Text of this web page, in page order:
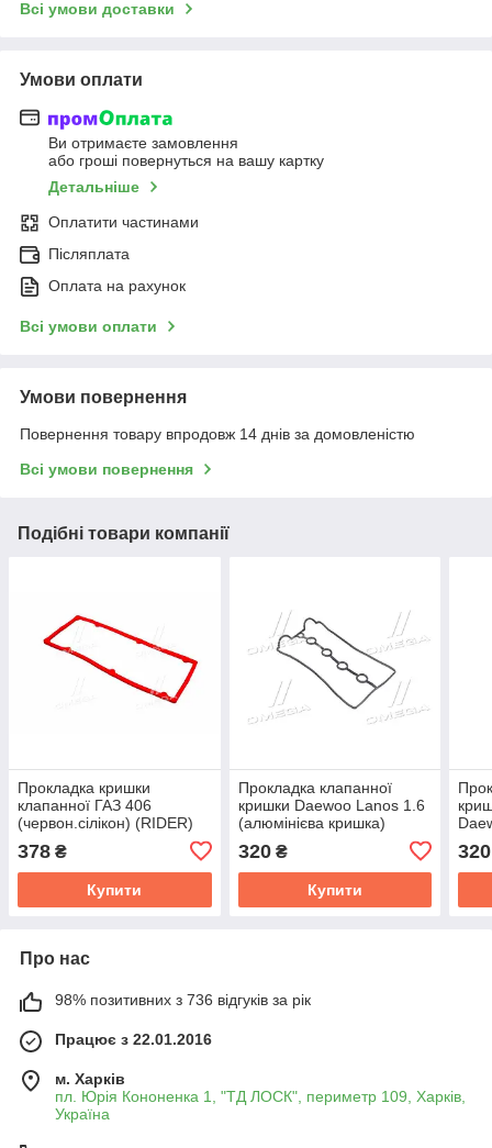
Всі умови доставки
Умови оплати
Ви отримаєте замовлення
або гроші повернуться на вашу картку
Детальніше
Оплатити частинами
Післяплата
Оплата на рахунок
Всі умови оплати
Умови повернення
Повернення товару впродовж 14 днів за домовленістю
Всі умови повернення
Подібні товари компанії
Прокладка кришки
клапанної ГАЗ 406
(червон.сілікон) (RIDER)
378 ₴
Купити
Прокладка клапанної
кришки Daewoo Lanos 1.6
(алюмінієва кришка)
TP.96351213
320₴
Купити
320
Про нас
98% позитивних з 736 відгуків за рік
Працює з 22.01.2016
м. Харків
пл. Юрія Кононенка 1, "ТД ЛОСК", периметр 109, Харків,
Україна